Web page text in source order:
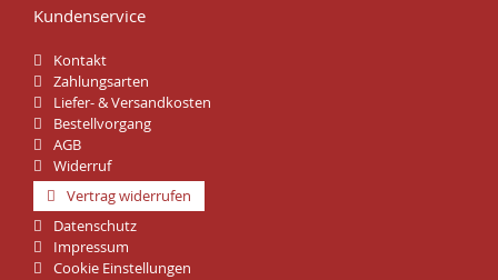
Kundenservice
Kontakt
Zahlungsarten
Liefer- & Versandkosten
Bestellvorgang
AGB
Widerruf
Vertrag widerrufen
Datenschutz
Impressum
Cookie Einstellungen